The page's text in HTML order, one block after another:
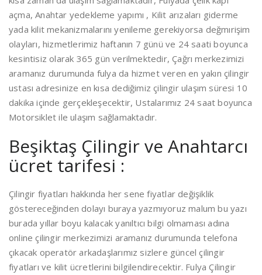
açma, Anahtar yedekleme yapımı , Kilit arızaları giderme
yada kilit mekanizmalarını yenileme gerekiyorsa değmırişim
olayları, hizmetlerimiz haftanın 7 günü ve 24 saati boyunca
kesintisiz olarak 365 gün verilmektedir, Çağrı merkezimizi
aramanız durumunda fulya da hizmet veren en yakın çilingir
ustası adresinize en kısa dediğimiz çilingir ulaşım süresi 10
dakika içinde gerçekleşecektir, Ustalarımız 24 saat boyunca
Motorsiklet ile ulaşım sağlamaktadır.
Beşiktaş Çilingir ve Anahtarcı
ücret tarifesi :
Çilingir fiyatları hakkında her sene fiyatlar değişiklik
göstereceğinden dolayı buraya yazmıyoruz malum bu yazı
burada yıllar boyu kalacak yanıltıcı bilgi olmaması adına
online çilingir merkezimizi aramanız durumunda telefona
çıkacak operatör arkadaşlarımız sizlere güncel çilingir
fiyatları ve kilit ücretlerini bilgilendirecektir. Fulya Çilingir